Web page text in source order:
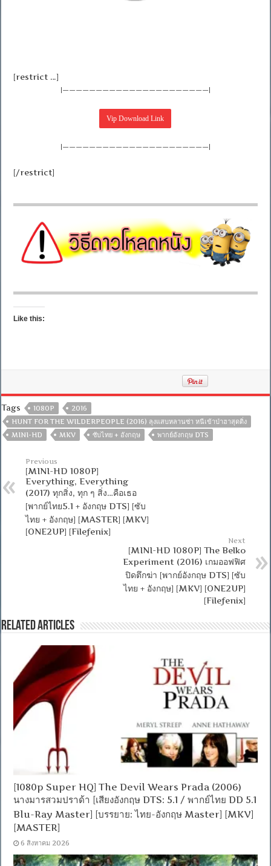
[restrict …]
|——————————————————————|
|——————————————————————|
[/restrict]
Like this:
Tags 1080P
2016
HUNT FOR THE WILDERPEOPLE (2016) ลุงแสบหลานซ่า หนีเข้าป่าฮาสุดติ่ง
MINI-HD
MKV ซับไทย + อังกฤษ พากย์อังกฤษ DTS
Previous
[MINI-HD 1080P]
Everything, Everything
(2017) ทุกสิ่ง, ทุก ๆ สิ่ง…คือเธอ
[พากย์ไทย5.1 + อังกฤษ DTS] [ซับ
ไทย + อังกฤษ] [MASTER] [MKV]
[ONE2UP] [Filefenix]
Next
[MINI-HD 1080P] The Belko
Experiment (2016) เกมออฟฟิศ
ปิดตึกฆ่า [พากย์อังกฤษ DTS] [ซับ
ไทย + อังกฤษ] [MKV] [ONE2UP]
[Filefenix]
Related Articles
[1080p Super HQ] The Devil Wears Prada (2006)
นางมารสวมปราด้า [เสียงอังกฤษ DTS: 5.1 / พากย์ไทย DD 5.1
Blu-Ray Master] [บรรยาย: ไทย-อังกฤษ Master] [MKV]
[MASTER]
6 สิงหาคม 2026